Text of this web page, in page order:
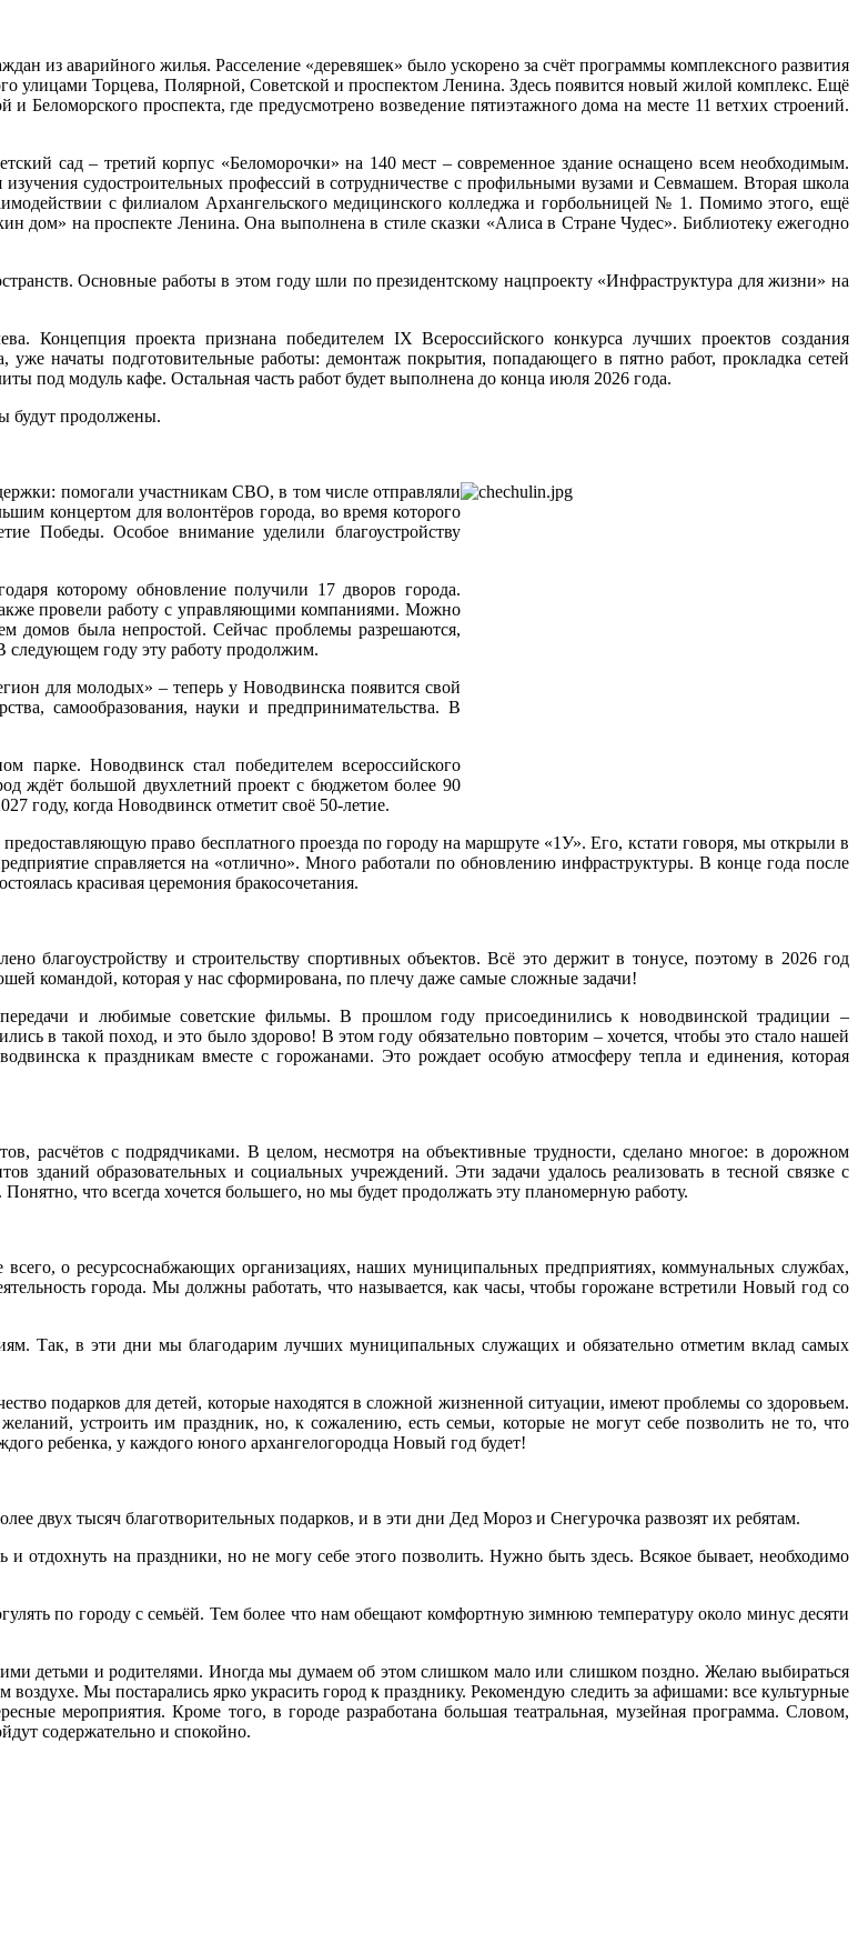
из аварийного жилья. Расселение «деревяшек» было ускорено за счёт программы комплексного развития
улицами Торцева, Полярной, Советской и проспектом Ленина. Здесь появится новый жилой комплекс. Ещё
Беломорского проспекта, где предусмотрено возведение пятиэтажного дома на месте 11 ветхих строений.
сад – третий корпус «Беломорочки» на 140 мест – современное здание оснащено всем необходимым.
судостроительных профессий в сотрудничестве с профильными вузами и Севмашем. Вторая школа
с филиалом Архангельского медицинского колледжа и горбольницей № 1. Помимо этого, ещё
дом» на проспекте Ленина. Она выполнена в стиле сказки «Алиса в Стране Чудес». Библиотеку ежегодно
Основные работы в этом году шли по президентскому нацпроекту «Инфраструктура для жизни» на
Концепция проекта признана победителем IX Всероссийского конкурса лучших проектов создания
уже начаты подготовительные работы: демонтаж покрытия, попадающего в пятно работ, прокладка сетей
под модуль кафе. Остальная часть работ будет выполнена до конца июля 2026 года.
будут продолжены.
помогали участникам СВО, в том числе отправляли
концертом для волонтёров города, во время которого
Победы. Особое внимание уделили благоустройству
которому обновление получили 17 дворов города.
провели работу с управляющими компаниями. Можно
домов была непростой. Сейчас проблемы разрешаются,
году эту работу продолжим.
для молодых» – теперь у Новодвинска появится свой
самообразования, науки и предпринимательства. В
парке. Новодвинск стал победителем всероссийского
ждёт большой двухлетний проект с бюджетом более 90
году, когда Новодвинск отметит своё 50‑летие.
право бесплатного проезда по городу на маршруте «1У». Его, кстати говоря, мы открыли в
справляется на «отлично». Много работали по обновлению инфраструктуры. В конце года после
красивая церемония бракосочетания.
благоустройству и строительству спортивных объектов. Всё это держит в тонусе, поэтому в 2026 год
командой, которая у нас сформирована, по плечу даже самые сложные задачи!
и любимые советские фильмы. В прошлом году присоединились к новодвинской традиции –
в такой поход, и это было здорово! В этом году обязательно повторим – хочется, чтобы это стало нашей
к праздникам вместе с горожанами. Это рождает особую атмосферу тепла и единения, которая
расчётов с подрядчиками. В целом, несмотря на объективные трудности, сделано многое: в дорожном
зданий образовательных и социальных учреждений. Эти задачи удалось реализовать в тесной связке с
что всегда хочется большего, но мы будет продолжать эту планомерную работу.
о ресурсоснабжающих организациях, наших муниципальных предприятиях, коммунальных службах,
города. Мы должны работать, что называется, как часы, чтобы горожане встретили Новый год со
Так, в эти дни мы благодарим лучших муниципальных служащих и обязательно отметим вклад самых
подарков для детей, которые находятся в сложной жизненной ситуации, имеют проблемы со здоровьем.
устроить им праздник, но, к сожалению, есть семьи, которые не могут себе позволить не то, что
ребенка, у каждого юного архангелогородца Новый год будет!
двух тысяч благотворительных подарков, и в эти дни Дед Мороз и Снегурочка развозят их ребятам.
и отдохнуть на праздники, но не могу себе этого позволить. Нужно быть здесь. Всякое бывает, необходимо
по городу с семьёй. Тем более что нам обещают комфортную зимнюю температуру около минус десяти
детьми и родителями. Иногда мы думаем об этом слишком мало или слишком поздно. Желаю выбираться
воздухе. Мы постарались ярко украсить город к празднику. Рекомендую следить за афишами: все культурные
мероприятия. Кроме того, в городе разработана большая театральная, музейная программа. Словом,
содержательно и спокойно.